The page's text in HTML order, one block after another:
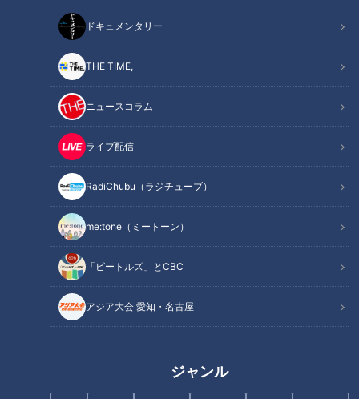
ドキュメンタリー
THE TIME,
ニュースコラム
ライブ配信
RadiChubu（ラジチューブ）
me:tone（ミートーン）
「ビートルズ」とCBC
アジア大会 愛知・名古屋
ジャンル
記事に戻る
この記事を見たあなたへのおすすめ
超美味！大内山瓶バター 手間ひ
まかけまくりの逸品
パン！【愛されフード】